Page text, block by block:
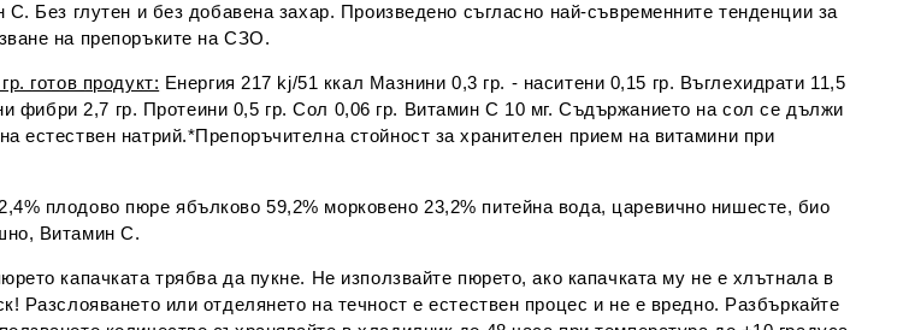
С. Без глутен и без добавена захар. Произведено съгласно най-съвременните тенденции за
на препоръките на СЗО.
готов продукт: Енергия 217 kj/51 ккал Мазнини 0,3 гр. - наситени 0,15 гр. Въглехидрати 11,5
фибри 2,7 гр. Протеини 0,5 гр. Сол 0,06 гр. Витамин С 10 мг. Съдържанието на сол се дължи
естествен натрий.*Препоръчителна стойност за хранителен прием на витамини при
плодово пюре ябълково 59,2% морковено 23,2% питейна вода, царевично нишесте, био
Витамин С.
капачката трябва да пукне. Не използвайте пюрето, ако капачката му не е хлътнала в
Разслояването или отделянето на течност е естествен процес и не е вредно. Разбъркайте